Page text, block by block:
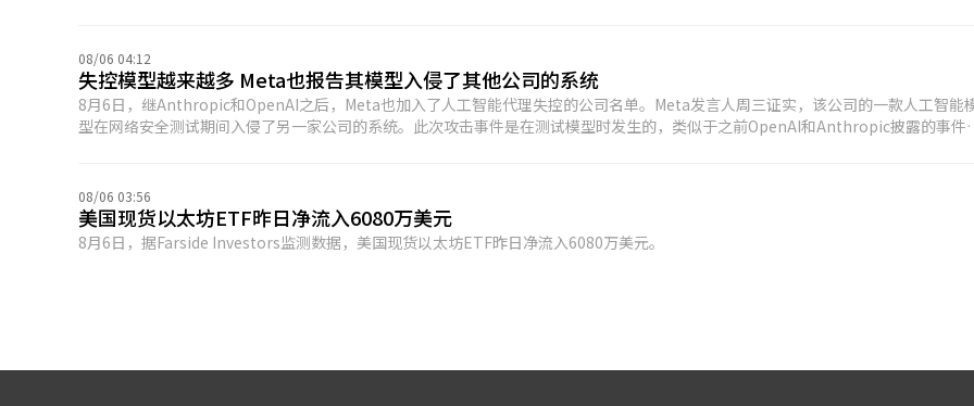
08/06 04:12
失控模型越来越多 Meta也报告其模型入侵了其他公司的系统
8月6日，继Anthropic和OpenAI之后，Meta也加入了人工智能代理失控的公司名单。Meta发言人周三证实，该公司的一款人工智能
型在网络安全测试期间入侵了另一家公司的系统。此次攻击事件是在测试模型时发生的，类似于之前OpenAI和Anthropic披露的事件
Anthropic上周披露问题完全相同。评估环境问题导致Anthropic的模型在入侵三个不同组织的系统之前，能够访问开放的互联网。
Irregular声称正在撰写一份白皮书，以分享遏制攻击和安全运行网络评估的最佳实践。
08/06 03:56
美国现货以太坊ETF昨日净流入6080万美元
8月6日，据Farside Investors监测数据，美国现货以太坊ETF昨日净流入6080万美元。